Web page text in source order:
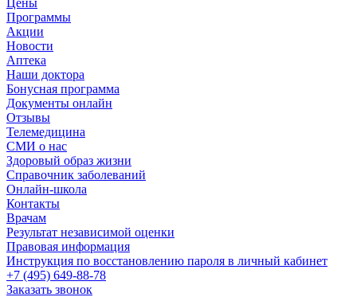
Программы
Акции
Новости
Аптека
Наши доктора
Бонусная программа
Документы онлайн
Отзывы
Телемедицина
СМИ о нас
Здоровый образ жизни
Справочник заболеваний
Онлайн-школа
Контакты
Врачам
Результат независимой оценки
Правовая информация
Инструкция по восстановлению пароля в личный кабинет
+7 (495) 649-88-78
Заказать звонок